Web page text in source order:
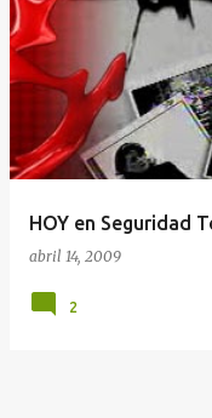
HOY en Seguridad
abril 14, 2009
2